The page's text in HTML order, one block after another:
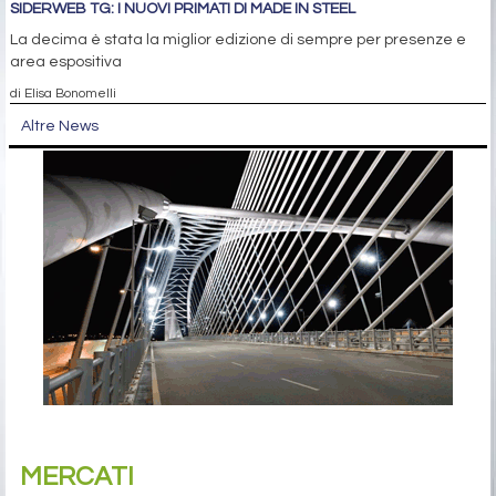
SIDERWEB TG: I NUOVI PRIMATI DI MADE IN STEEL
La decima è stata la miglior edizione di sempre per presenze e
area espositiva
di Elisa Bonomelli
Altre News
MERCATI